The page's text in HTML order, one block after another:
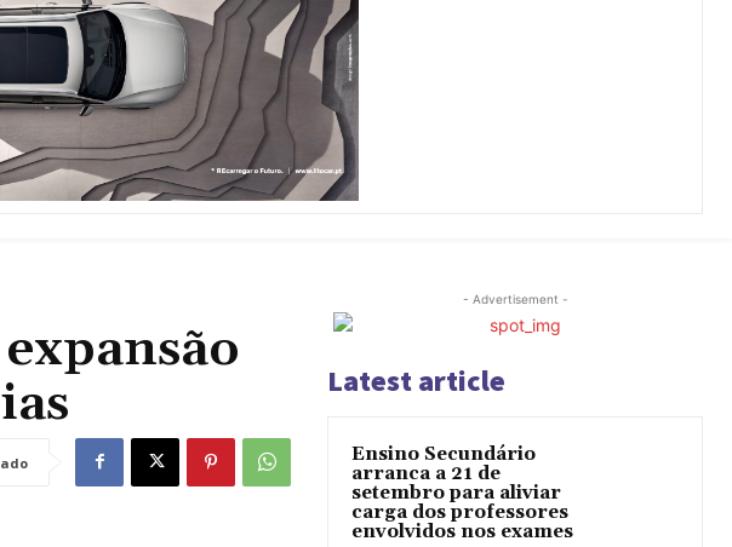
- Advertisement -
Latest article
Ensino Secundário
arranca a 21 de
setembro para aliviar
carga dos professores
envolvidos nos exames